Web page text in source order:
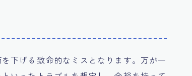
下げる致命的なミスとなります。万が一